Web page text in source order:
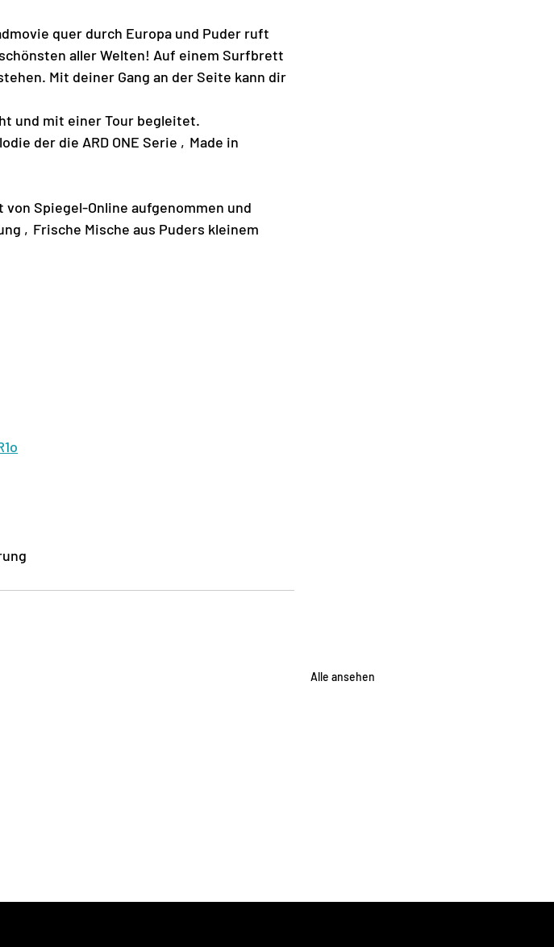
quer durch Europa und Puder ruft
aller Welten! Auf einem Surfbrett
Mit deiner Gang an der Seite kann dir
und mit einer Tour begleitet.
der die ARD ONE Serie ‚Made in
von Spiegel-Online aufgenommen und
‚Frische Mische aus Puders kleinem
Alle ansehen